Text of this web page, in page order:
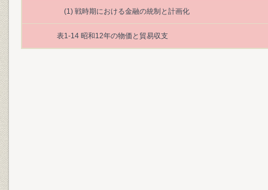
(1) 戦時期における金融の統制と計画化
表1-14 昭和12年の物価と貿易収支